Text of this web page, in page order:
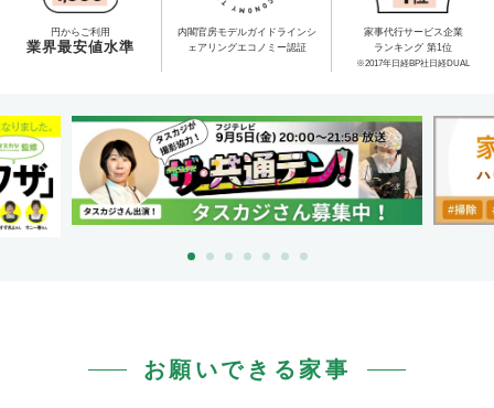
円からご利用
業界最安値水準
内閣官房モデルガイドライン シ
ェアリングエコノミー認証
家事代行サービス企業
ランキング 第1位
※2017年日経BP社日経DUAL
お願いできる家事